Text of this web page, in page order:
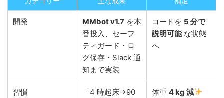
開発 MMbot v1.7 を本
番投入、セーフ
ティガード・ロ
グ保存・Slack 通
知まで実装
コードを 5 分で
説明可能な状態
へ
習慣
「4 時起床→90
体重 4 kg 減